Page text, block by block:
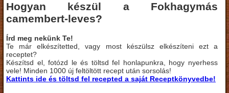
Hogyan készül a Fokhagymás
camembert-leves?
Írd meg nekünk Te!
Te már elkészítetted, vagy most készülsz elkészíteni ezt a
receptet?
Készítsd el, fotózd le és töltsd fel honlapunkra, hogy nyerhess
vele! Minden 1000 új feltöltött recept után sorsolás!
Kattints ide és töltsd fel recepted a saját Receptkönyvedbe!